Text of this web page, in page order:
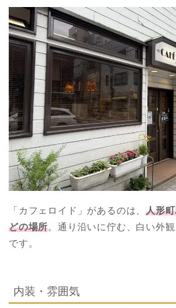
「カフェロイド」があるのは、人形
どの場所。通り沿いに佇む、白い外
です。
内装・雰囲気